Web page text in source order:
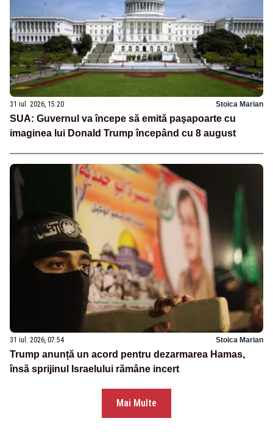
31 iul. 2026, 15:20 Stoica Marian
SUA: Guvernul va începe să emită paşapoarte cu
imaginea lui Donald Trump începând cu 8 august
31 iul. 2026, 07:54 Stoica Marian
Trump anunță un acord pentru dezarmarea Hamas,
însă sprijinul Israelului rămâne incert
Mai Multe